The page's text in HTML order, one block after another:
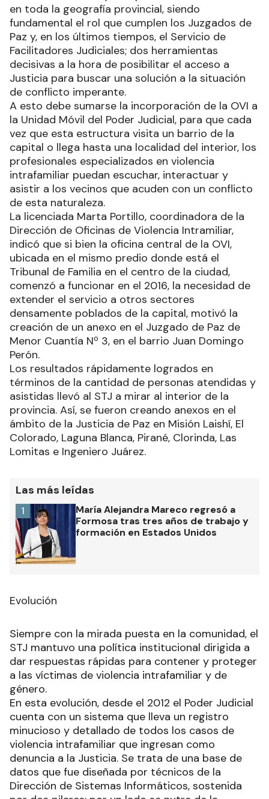
en toda la geografía provincial, siendo
fundamental el rol que cumplen los Juzgados de
Paz y, en los últimos tiempos, el Servicio de
Facilitadores Judiciales; dos herramientas
decisivas a la hora de posibilitar el acceso a
Justicia para buscar una solución a la situación
de conflicto imperante.
A esto debe sumarse la incorporación de la OVI a
la Unidad Móvil del Poder Judicial, para que cada
vez que esta estructura visita un barrio de la
capital o llega hasta una localidad del interior, los
profesionales especializados en violencia
intrafamiliar puedan escuchar, interactuar y
asistir a los vecinos que acuden con un conflicto
de esta naturaleza.
La licenciada Marta Portillo, coordinadora de la
Dirección de Oficinas de Violencia Intramiliar,
indicó que si bien la oficina central de la OVI,
ubicada en el mismo predio donde está el
Tribunal de Familia en el centro de la ciudad,
comenzó a funcionar en el 2016, la necesidad de
extender el servicio a otros sectores
densamente poblados de la capital, motivó la
creación de un anexo en el Juzgado de Paz de
Menor Cuantía Nº 3, en el barrio Juan Domingo
Perón.
Los resultados rápidamente logrados en
términos de la cantidad de personas atendidas y
asistidas llevó al STJ a mirar al interior de la
provincia. Así, se fueron creando anexos en el
ámbito de la Justicia de Paz en Misión Laishí, El
Colorado, Laguna Blanca, Pirané, Clorinda, Las
Lomitas e Ingeniero Juárez.
Las más leídas
María Alejandra Mareco regresó a
Formosa tras tres años de trabajo y
formación en Estados Unidos
1
Evolución
Siempre con la mirada puesta en la comunidad, el
STJ mantuvo una política institucional dirigida a
dar respuestas rápidas para contener y proteger
a las víctimas de violencia intrafamiliar y de
género.
En esta evolución, desde el 2012 el Poder Judicial
cuenta con un sistema que lleva un registro
minucioso y detallado de todos los casos de
violencia intrafamiliar que ingresan como
denuncia a la Justicia. Se trata de una base de
datos que fue diseñada por técnicos de la
Dirección de Sistemas Informáticos, sostenida